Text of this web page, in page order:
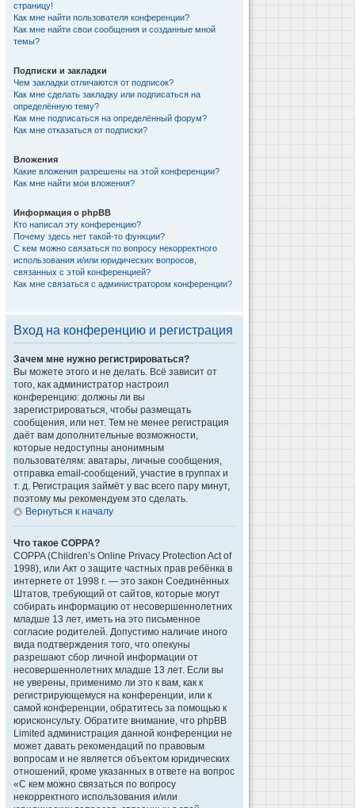
страницу!
Как мне найти пользователя конференции?
Как мне найти свои сообщения и созданные мной
темы?
Подписки и закладки
Чем закладки отличаются от подписок?
Как мне сделать закладку или подписаться на
определённую тему?
Как мне подписаться на определённый форум?
Как мне отказаться от подписки?
Вложения
Какие вложения разрешены на этой конференции?
Как мне найти мои вложения?
Информация о phpBB
Кто написал эту конференцию?
Почему здесь нет такой-то функции?
С кем можно связаться по вопросу некорректного
использования и/или юридических вопросов,
связанных с этой конференцией?
Как мне связаться с администратором конференции?
Вход на конференцию и регистрация
Зачем мне нужно регистрироваться?
Вы можете этого и не делать. Всё зависит от
того, как администратор настроил
конференцию: должны ли вы
зарегистрироваться, чтобы размещать
сообщения, или нет. Тем не менее регистрация
даёт вам дополнительные возможности,
которые недоступны анонимным
пользователям: аватары, личные сообщения,
отправка email-сообщений, участие в группах и
т. д. Регистрация займёт у вас всего пару минут,
поэтому мы рекомендуем это сделать.
Вернуться к началу
Что такое COPPA?
COPPA (Children’s Online Privacy Protection Act of
1998), или Акт о защите частных прав ребёнка в
интернете от 1998 г. — это закон Соединённых
Штатов, требующий от сайтов, которые могут
собирать информацию от несовершеннолетних
младше 13 лет, иметь на это письменное
согласие родителей. Допустимо наличие иного
вида подтверждения того, что опекуны
разрешают сбор личной информации от
несовершеннолетних младше 13 лет. Если вы
не уверены, применимо ли это к вам, как к
регистрирующемуся на конференции, или к
самой конференции, обратитесь за помощью к
юрисконсульту. Обратите внимание, что phpBB
Limited администрация данной конференции не
может давать рекомендаций по правовым
вопросам и не является объектом юридических
отношений, кроме указанных в ответе на вопрос
«С кем можно связаться по вопросу
некорректного использования и/или